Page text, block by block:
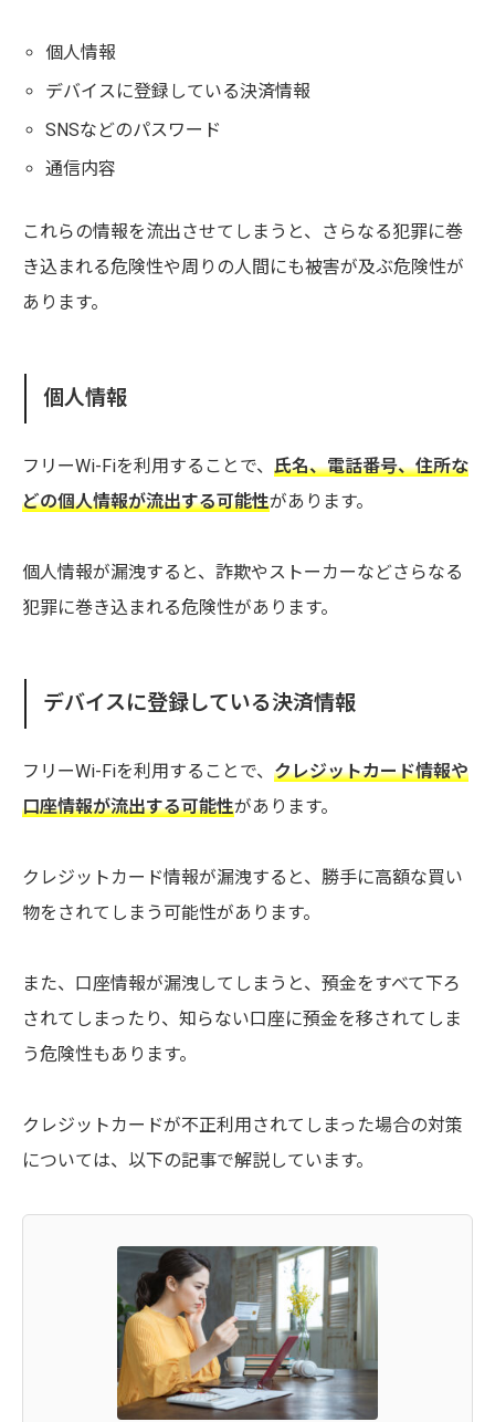
個人情報
デバイスに登録している決済情報
SNSなどのパスワード
通信内容
これらの情報を流出させてしまうと、さらなる犯罪に巻
き込まれる危険性や周りの人間にも被害が及ぶ危険性が
あります。
個人情報
フリーWi-Fiを利用することで、 氏名、電話番号、住所な
どの個人情報が流出する可能性があります。
個人情報が漏洩すると、詐欺やストーカーなどさらなる
犯罪に巻き込まれる危険性があります。
デバイスに登録している決済情報
フリーWi-Fiを利用することで、 クレジットカード情報や
口座情報が流出する可能性があります。
クレジットカード情報が漏洩すると、勝手に高額な買い
物をされてしまう可能性があります。
また、口座情報が漏洩してしまうと、預金をすべて下ろ
されてしまったり、知らない口座に預金を移されてしま
う危険性もあります。
クレジットカードが不正利用されてしまった場合の対策
については、以下の記事で解説しています。